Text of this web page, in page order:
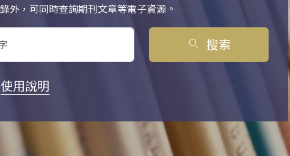
外，可同時查詢期刊文章等電子資源。
search 搜索
使用說明